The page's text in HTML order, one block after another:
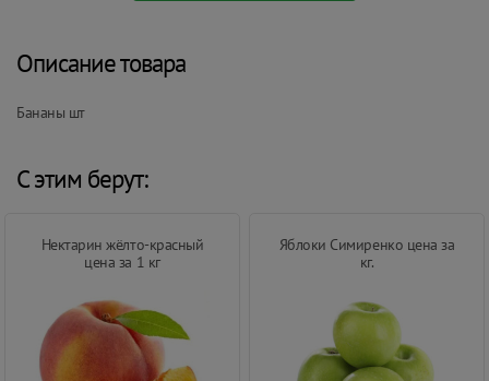
Описание товара
Бананы шт
С этим берут:
Нектарин жёлто-красный
цена за 1 кг
Яблоки Симиренко цена за
кг.